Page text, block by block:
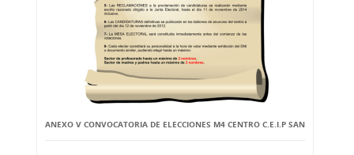
ANEXO V CONVOCATORIA DE ELECCIONES M4 CENTRO C.E.I.P SAN